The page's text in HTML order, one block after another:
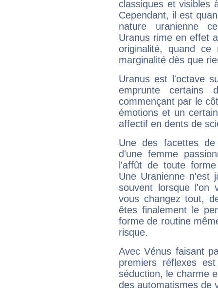
classiques et visibles
Cependant, il est
nature uranienne
Uranus rime en effet
originalité, quand ce
marginalité dès que
Uranus est l'octave
emprunte
commençant par le
émotions et un
affectif en dents de
Une des facettes
d'une femme
l'affût de toute
Une Uranienne n'est
souvent lorsque l'on
vous changez tout,
êtes finalement le
forme de routine
risque.
Avec Vénus faisant
premiers réflexes
séduction, le charme
des automatismes de